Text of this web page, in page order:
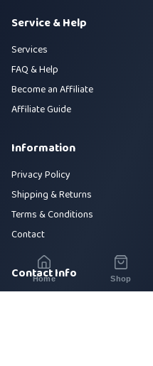
Service & Help
Services
FAQ & Help
Become an Affiliate
Affiliate Guide
Information
Privacy Policy
Shipping & Returns
Terms & Conditions
Contact
Contact Info
Home Shop